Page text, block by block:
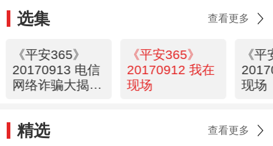
选集 查看更多
《平安365》
20170913 电信
网络诈骗大揭秘
《平安365》
20170912 我在
现场
《
现场
精选 查看更多